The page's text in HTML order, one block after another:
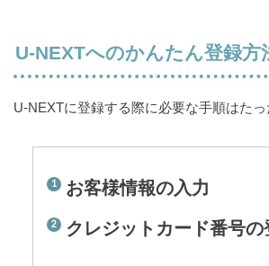
U-NEXTへのかんたん登録方
U-NEXTに登録する際に必要な手順はた
お客様情報の入力
クレジットカード番号の